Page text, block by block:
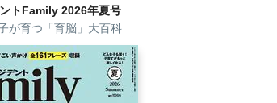
トFamily 2026年夏号
が育つ「育脳」大百科